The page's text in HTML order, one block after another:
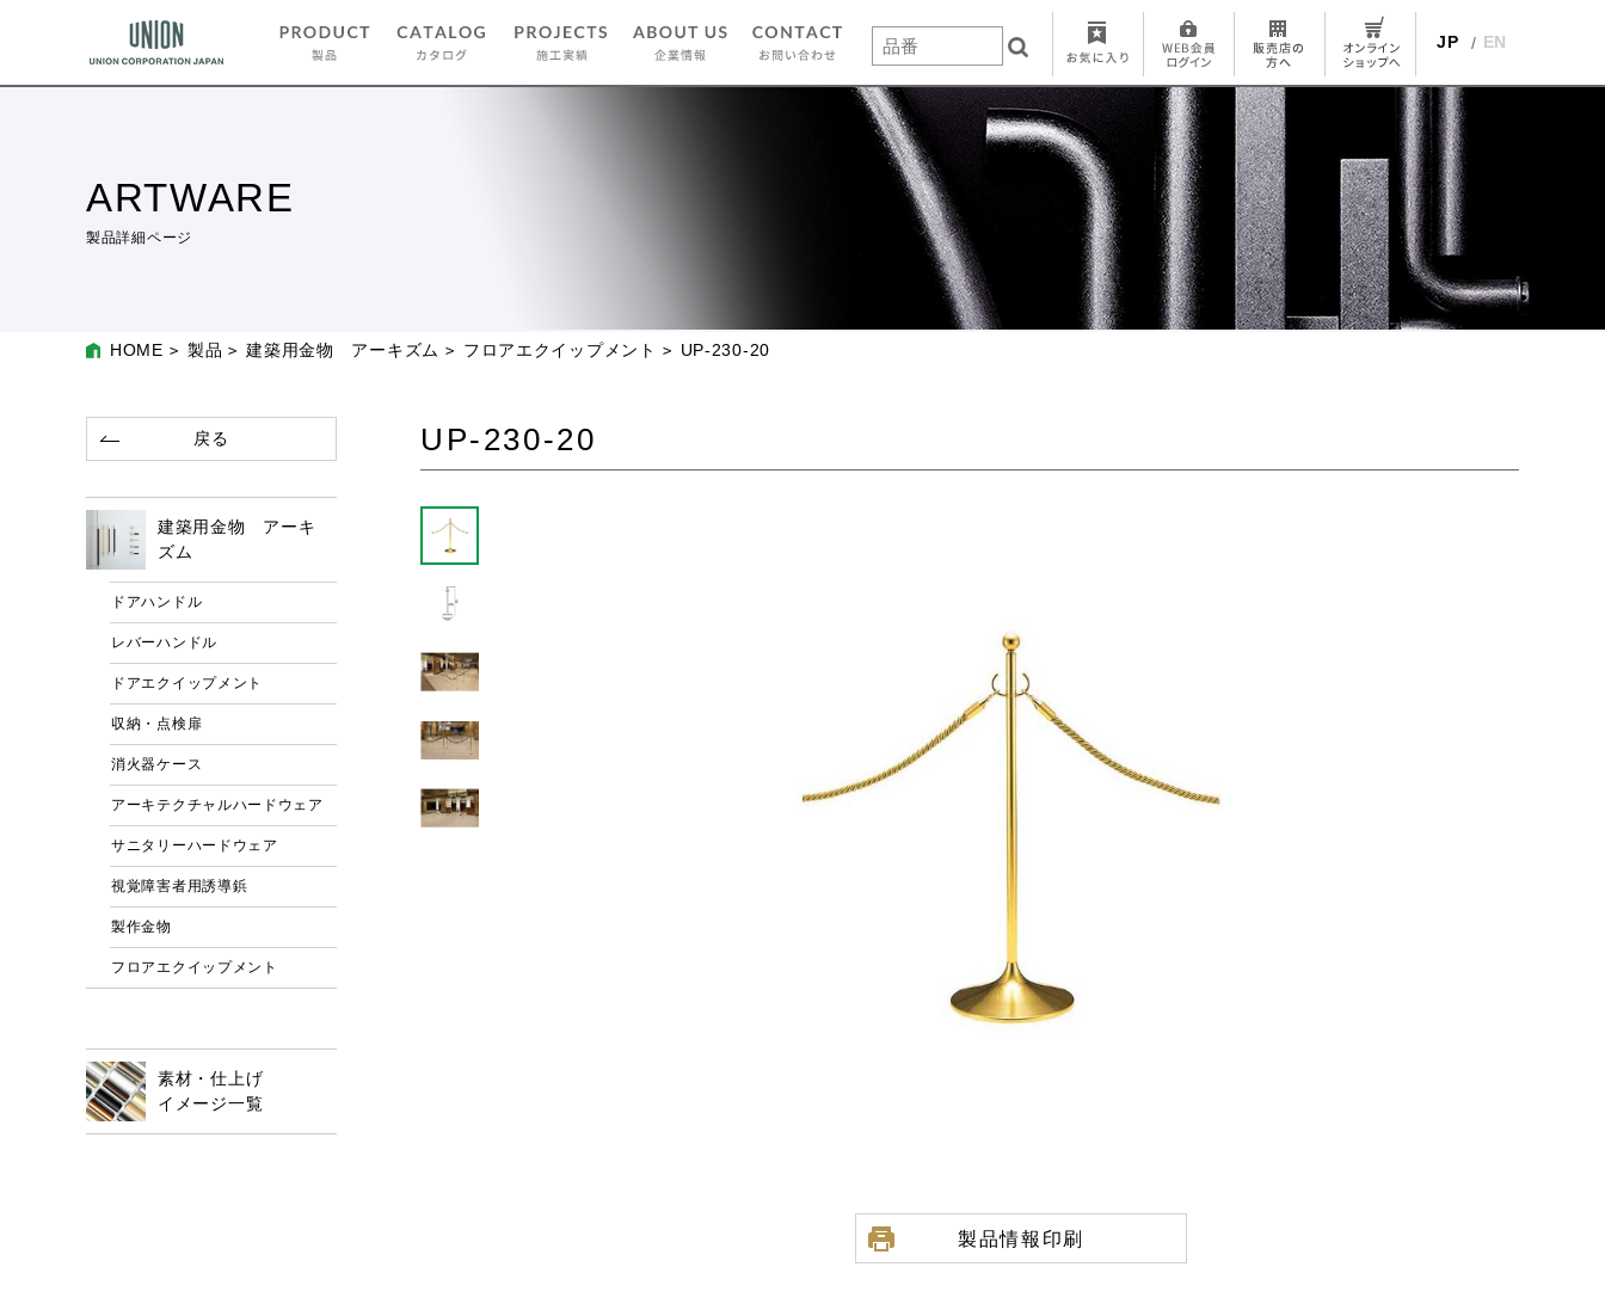
JP EN
ARTWARE
製品詳細ページ
HOME 製品 建築用金物 アーキズム フロアエクイップメント UP-230-20
UP-230-20
製品情報印刷
戻る
建築用金物 アーキ
ズム
ドアハンドル
レバーハンドル
ドアエクイップメント
収納・点検扉
消火器ケース
アーキテクチャルハードウェア
サニタリーハードウェア
視覚障害者用誘導鋲
製作金物
フロアエクイップメント
素材・仕上げ
イメージ一覧